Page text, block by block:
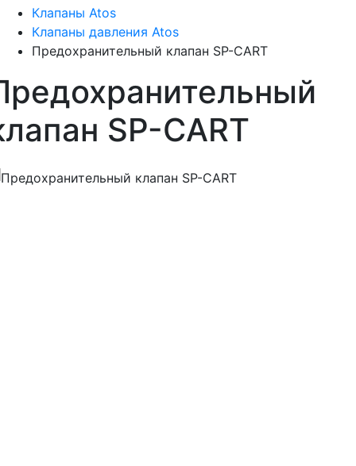
Клапаны Atos
Клапаны давления Atos
Предохранительный клапан SP-CART
SP-CART